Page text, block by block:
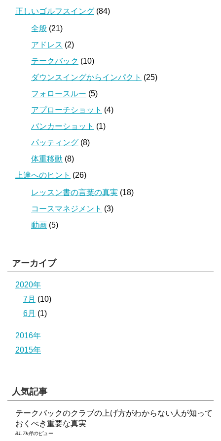
正しいゴルフスイング (84)
全般 (21)
アドレス (2)
テークバック (10)
ダウンスイングからインパクト (25)
フォロースルー (5)
アプローチショット (4)
バンカーショット (1)
パッティング (8)
体重移動 (8)
上達へのヒント (26)
レッスン書の言葉の真実 (18)
コースマネジメント (3)
動画 (5)
アーカイブ
2020年
7月 (10)
6月 (1)
2016年
2015年
人気記事
テークバックのクラブの上げ方がわからない人が知って
おくべき重要な真実
81.7k件のビュー